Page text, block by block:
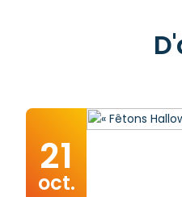
21
oct.